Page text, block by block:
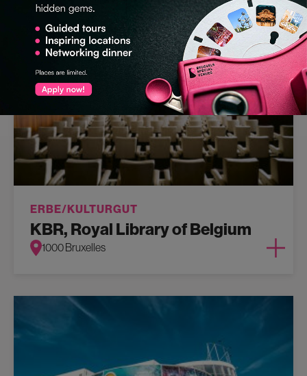
ERBE/KULTURGUT
KBR, Royal Library of Belgium
1000 Bruxelles